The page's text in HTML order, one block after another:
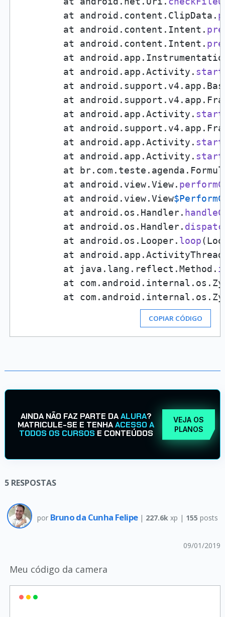
        at android.content.ClipData.
        at android.content.Intent.
        at android.content.Intent.
at
        at android.app.Activity.
at
at
        at android.app.Activity.
at
        at android.app.Activity.
        at android.app.Activity.
at
        at android.view.View.
        at android.view.View
        at android.os.Handler.
        at android.os.Handler.
        at android.os.Looper.
loop
at
        at java.lang.reflect.Method.
at
at
COPIAR CÓDIGO
AINDA NÃO FAZ PARTE DAALURA?
MATRICULE-SE E TENHAACESSO A
TODOS OS CURSOS E CONTEÚDOS
VEJA OS
PLANOS
5 RESPOSTAS
por Bruno da Cunha Felipe | 227.6k xp | 155 posts
09/01/2019
Meu código da camera